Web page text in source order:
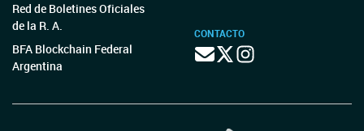
Red de Boletines Oficiales
de la R. A.
BFA Blockchain Federal
Argentina
CONTACTO